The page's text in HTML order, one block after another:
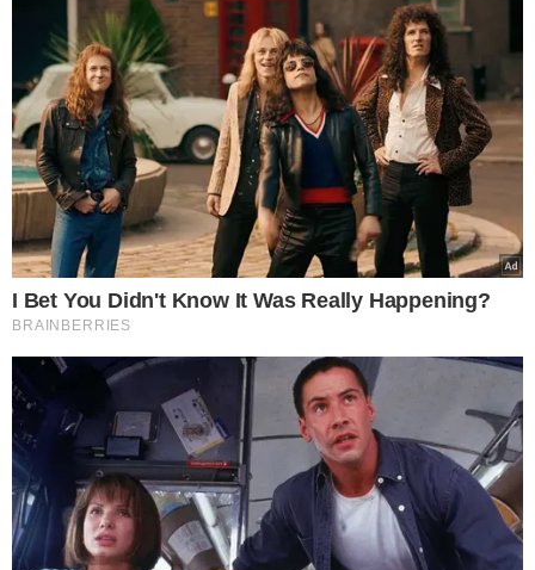
“Ele era um mecânico, bom trabalhador.
Paguei curso para ele, estava na escola,
comprei uma bicicleta para ele, nova,
zerada de três mil reais, para nada”,
disse a mulher, que preferiu não se
identificar.
Assista!